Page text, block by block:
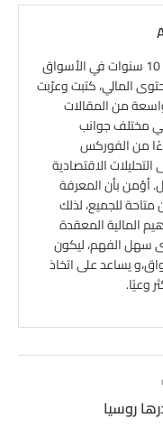
بخبرة تمتد لأكثر من 10 سنوات في الأسواق
المالي، كتبت وعرّبت
من المقالات
مختلف جوانب
من الفوركس
الاقتصادية
أؤمن بأن المعرفة
متاحة للجميع، لذلك
المالية المعقدة
سهل الفهم، ليكون
يساعد على اتخاذ
وعيًا.
روسيا